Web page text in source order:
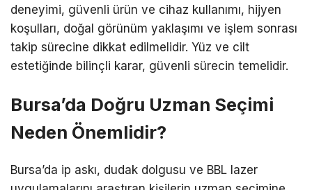
deneyimi, güvenli ürün ve cihaz kullanımı, hijyen
koşulları, doğal görünüm yaklaşımı ve işlem sonrası
takip sürecine dikkat edilmelidir. Yüz ve cilt
estetiğinde bilinçli karar, güvenli sürecin temelidir.
Bursa’da Doğru Uzman Seçimi
Neden Önemlidir?
Bursa’da ip askı, dudak dolgusu ve BBL lazer